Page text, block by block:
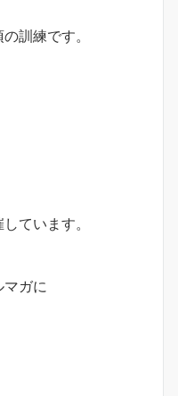
訓練です。
ています。
ガに